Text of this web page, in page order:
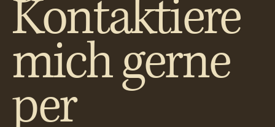
Kontaktiere
mich gerne
per